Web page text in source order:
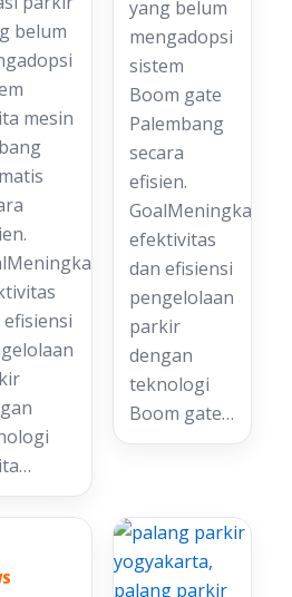
belum
mesin
efisiensi
yang belum
mengadopsi
sistem
Boom gate
Palembang
secara
efisien.
GoalMeningkatkan
efektivitas
dan efisiensi
pengelolaan
parkir
dengan
teknologi
Boom gate…